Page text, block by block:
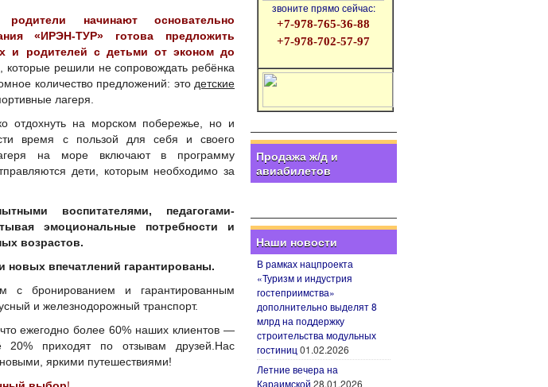
начинают основательно
«ИРЭН-ТУР» готова предложить
и родителей с детьми от эконом до
которые решили не сопровождать ребёнка
количество предложений: это детские
лагеря.
отдохнуть на морском побережье, но и
время с пользой для себя и своего
на море включают в программу
дети, которым необходимо за
воспитателями, педагогами-
эмоциональные потребности и
возрастов.
впечатлений гарантированы.
бронированием и гарантированным
и железнодорожный транспорт.
ежегодно более 60% наших клиентов —
приходят по отзывам друзей.Нас
яркими путешествиями!
звоните прямо сейчас:
+7-978-765-36-88
+7-978-702-57-97
Продажа ж/д и
авиабилетов
Наши новости
В рамках нацпроекта
«Туризм и индустрия
гостеприимства»
дополнительно выделят 8
млрд на поддержку
строительства модульных
гостиниц 01.02.2026
Летние вечера на
Караимской 28.01.2026